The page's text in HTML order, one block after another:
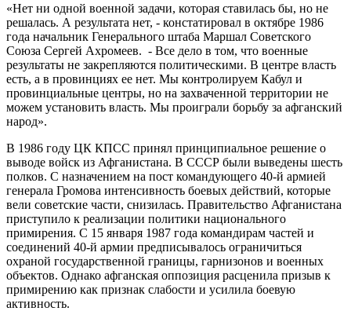
«Нет ни одной военной задачи, которая ставилась бы, но не
решалась. А результата нет, - констатировал в октябре 1986
года начальник Генерального штаба Маршал Советского
Союза Сергей Ахромеев. ­ - Все дело в том, что военные
результаты не закрепляются политическими. В центре власть
есть, а в провинциях ее нет. Мы контролируем Кабул и
провинциальные центры, но на захваченной территории не
можем установить власть. Мы проиграли борьбу за афганский
народ».
В 1986 году ЦК КПСС принял принципиальное решение о
выводе войск из Афганистана. В СССР были выведены шесть
полков. С назначением на пост командующего 40-й армией
генерала Громова интенсивность боевых действий, которые
вели советские части, снизилась. Правительство Афганистана
приступило к реализации политики национального
примирения. С 15 января 1987 года командирам частей и
соединений 40-й армии предписывалось ограничиться
охраной государственной границы, гарнизонов и военных
объектов. Однако афганская оппозиция расценила призыв к
примирению как признак слабости и усилила боевую
активность.